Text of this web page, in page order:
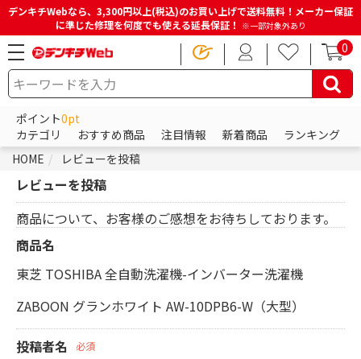
デンキチWebなら、3,300円以上(税込)のお買い上げで送料無料！メーカー保証
に準じた修理を何度でも使える延長保証！ ※一部対象外あり
0
ポイント0pt
カテゴリ
おすすめ商品 注目情報 新着商品
ランキング
HOME
レビューを投稿
レビューを投稿
商品について、お客様のご感想をお待ちしております。
商品名
東芝 TOSHIBA 全自動洗濯機-インバーター洗濯機
ZABOON グランホワイト AW-10DPB6-W（大型）
投稿者名 必須